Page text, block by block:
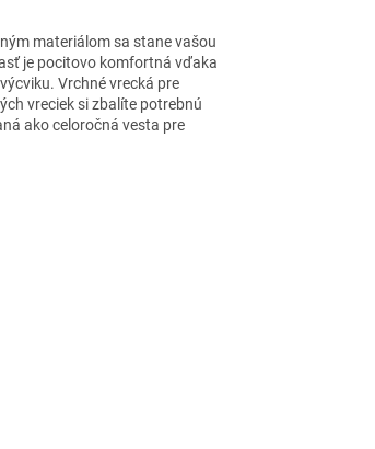
materiálom sa stane vašou
je pocitovo komfortná vďaka
Vrchné vrecká pre
vreciek si zbalíte potrebnú
ako celoročná vesta pre